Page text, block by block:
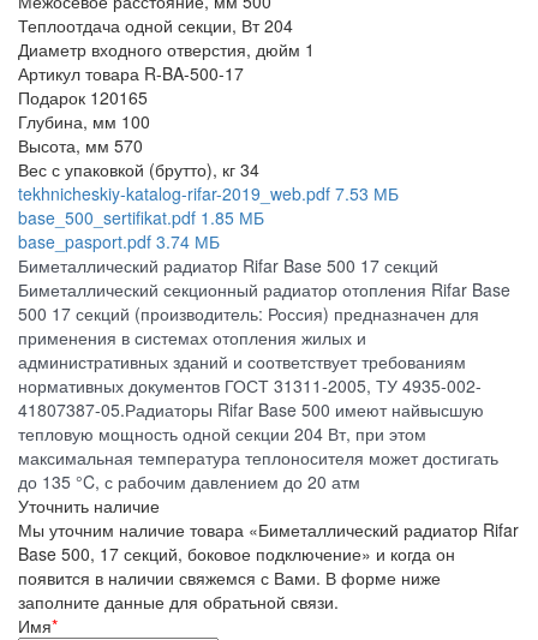
Теплоотдача одной секции, Вт 204
Диаметр входного отверстия, дюйм 1
Артикул товара R-BA-500-17
Подарок 120165
Глубина, мм 100
Высота, мм 570
Вес с упаковкой (брутто), кг 34
tekhnicheskiy-katalog-rifar-2019_web.pdf 7.53 МБ
base_500_sertifikat.pdf 1.85 МБ
base_pasport.pdf 3.74 МБ
Биметаллический радиатор Rifar Base 500 17 секций
Биметаллический секционный радиатор отопления Rifar Base
500 17 секций (производитель: Россия) предназначен для
применения в системах отопления жилых и
административных зданий и соответствует требованиям
нормативных документов ГОСТ 31311-2005, ТУ 4935-002-
41807387-05.Радиаторы Rifar Base 500 имеют найвысшую
тепловую мощность одной секции 204 Вт, при этом
максимальная температура теплоносителя может достигать
до 135 °C, с рабочим давлением до 20 атм
Уточнить наличие
Мы уточним наличие товара «Биметаллический радиатор Rifar
Base 500, 17 секций, боковое подключение» и когда он
появится в наличии свяжемся с Вами. В форме ниже
заполните данные для обратьной связи.
Имя*